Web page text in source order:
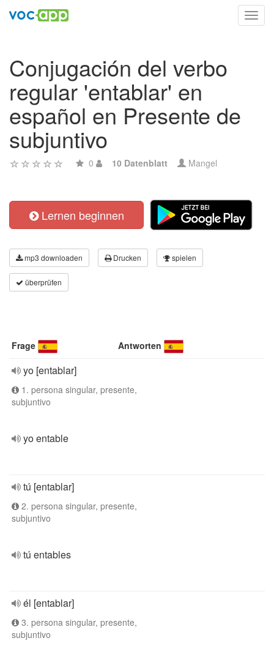
Conjugación del verbo
regular 'entablar' en
español en Presente de
subjuntivo
0 10 Datenblatt Mangel
Lernen beginnen
mp3 downloaden Drucken spielen
überprüfen
Frage Antworten
yo [entablar]
1. persona singular, presente,
subjuntivo
yo entable
tú [entablar]
2. persona singular, presente,
subjuntivo
tú entables
él [entablar]
3. persona singular, presente,
subjuntivo